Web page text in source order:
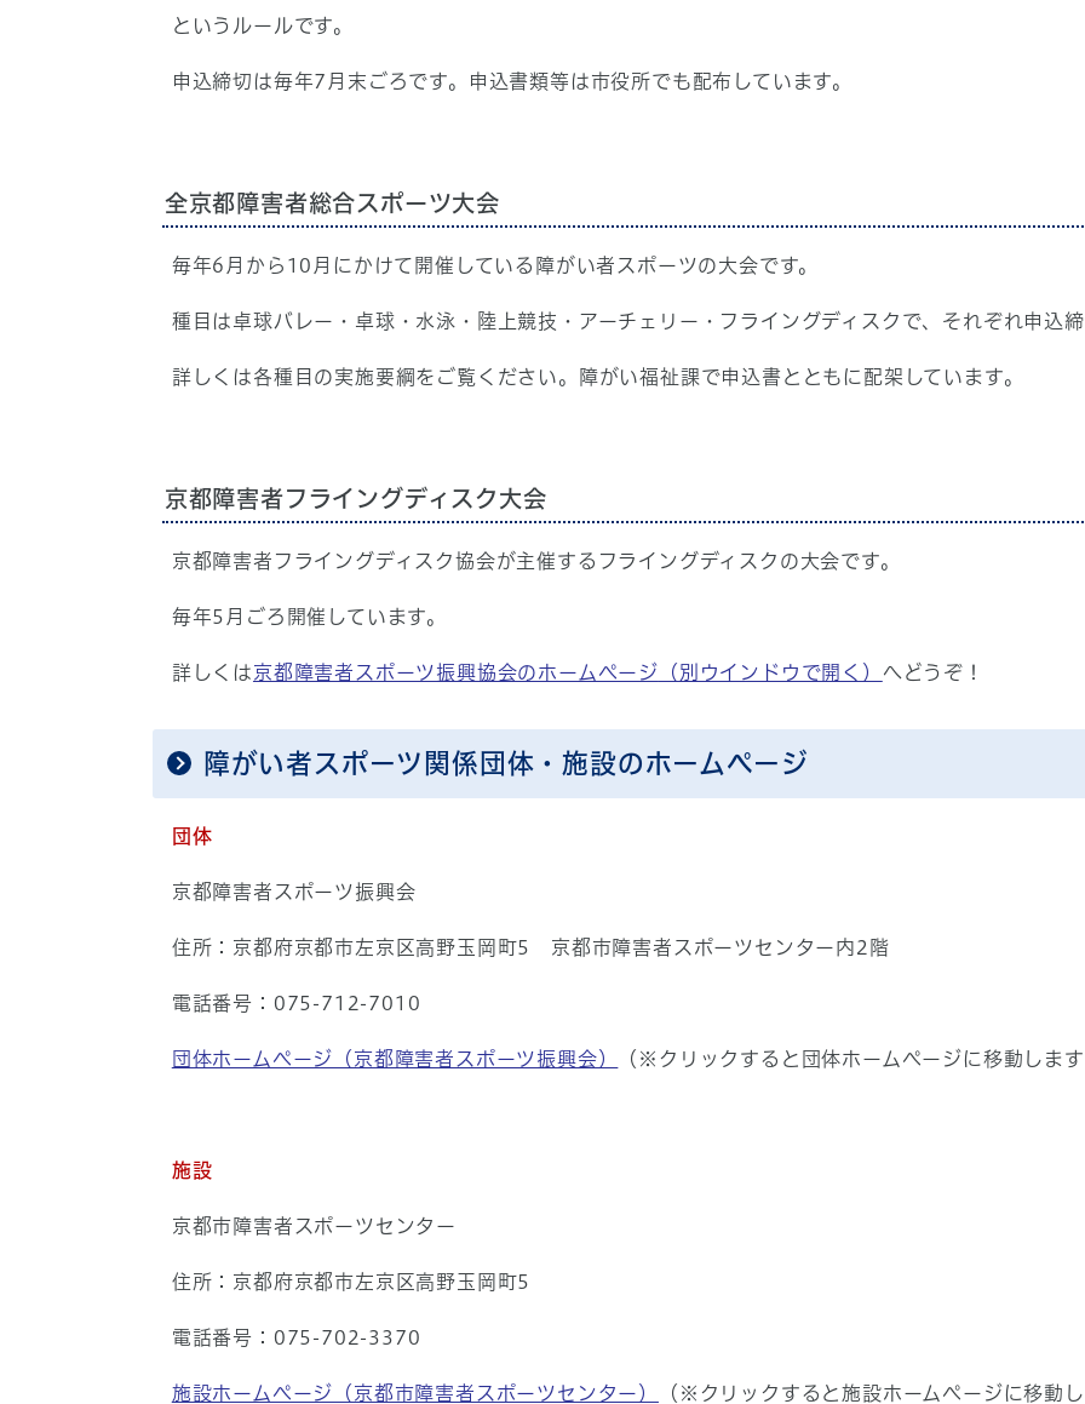
というルールです。
申込締切は毎年7月末ごろです。申込書類等は市役所でも配布しています。
全京都障害者総合スポーツ大会
毎年6月から10月にかけて開催している障がい者スポーツの大会です。
種目は卓球バレー・卓球・水泳・陸上競技・アーチェリー・フライングディスクで、それぞれ申込締
詳しくは各種目の実施要綱をご覧ください。障がい福祉課で申込書とともに配架しています。
京都障害者フライングディスク大会
京都障害者フライングディスク協会が主催するフライングディスクの大会です。
毎年5月ごろ開催しています。
詳しくは京都障害者スポーツ振興協会のホームページ （別ウインドウで開く） へどうぞ！
障がい者スポーツ関係団体・施設のホームページ
団体
京都障害者スポーツ振興会
住所：京都府京都市左京区高野玉岡町5 京都市障害者スポーツセンター内2階
電話番号：075-712-7010
団体ホームページ（京都障害者スポーツ振興会） （※クリックすると団体ホームページに移動します
施設
京都市障害者スポーツセンター
住所：京都府京都市左京区高野玉岡町5
電話番号：075-702-3370
施設ホームページ（京都市障害者スポーツセンター） （※クリックすると施設ホームページに移動し